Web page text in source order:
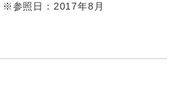
参照日：2017年8月